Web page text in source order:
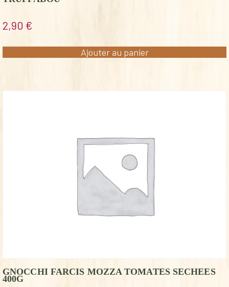
2,90 €
Ajouter au panier
GNOCCHI FARCIS MOZZA TOMATES SECHEES
400G